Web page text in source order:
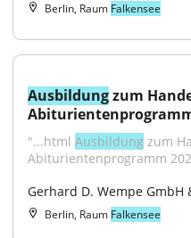
Berlin, Raum Falkensee
Ausbildung zum
"...html Ausbildung zum
Abiturientenprogramm
Gerhard D. Wempe GmbH
Berlin, Raum Falkensee